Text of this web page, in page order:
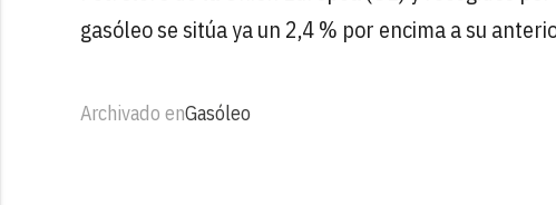
gasóleo se sitúa ya un 2,4 % por encima a su
Archivado enGasóleo